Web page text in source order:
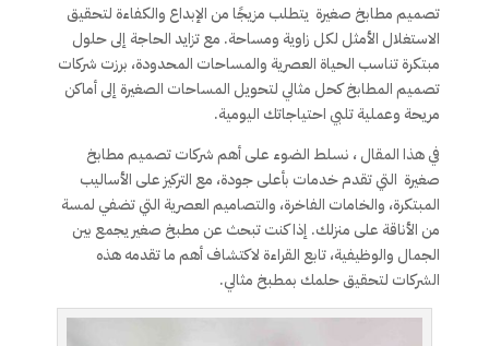
تصميم مطابخ صغيرة يتطلب مزيجًا من الإبداع والكفاءة لتحقيق
الاستغلال الأمثل لكل زاوية ومساحة. مع تزايد الحاجة إلى حلول
مبتكرة تناسب الحياة العصرية والمساحات المحدودة، برزت شركات
تصميم المطابخ كحل مثالي لتحويل المساحات الصغيرة إلى أماكن
مريحة وعملية تلبي احتياجاتك اليومية.
في هذا المقال ، نسلط الضوء على أهم شركات تصميم مطابخ
صغيرة التي تقدم خدمات بأعلى جودة، مع التركيز على الأساليب
المبتكرة، والخامات الفاخرة، والتصاميم العصرية التي تضفي لمسة
من الأناقة على منزلك. إذا كنت تبحث عن مطبخ صغير يجمع بين
الجمال والوظيفية، تابع القراءة لاكتشاف أهم ما تقدمه هذه
الشركات لتحقيق حلمك بمطبخ مثالي.